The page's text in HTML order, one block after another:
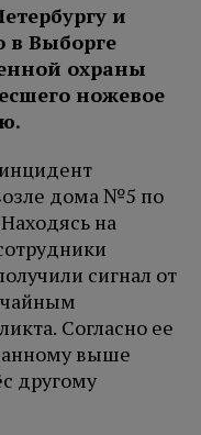
и
в Выборге
охраны
ножевое
дома №5 по
на
сигнал от
Согласно ее
выше
другому